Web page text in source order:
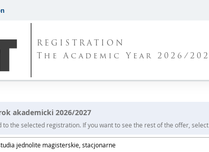
REGISTRATION
The Academic Year 2026/
akademicki 2026/2027
the selected registration. If you want to see the rest of the offer,
jednolite magisterskie, stacjonarne